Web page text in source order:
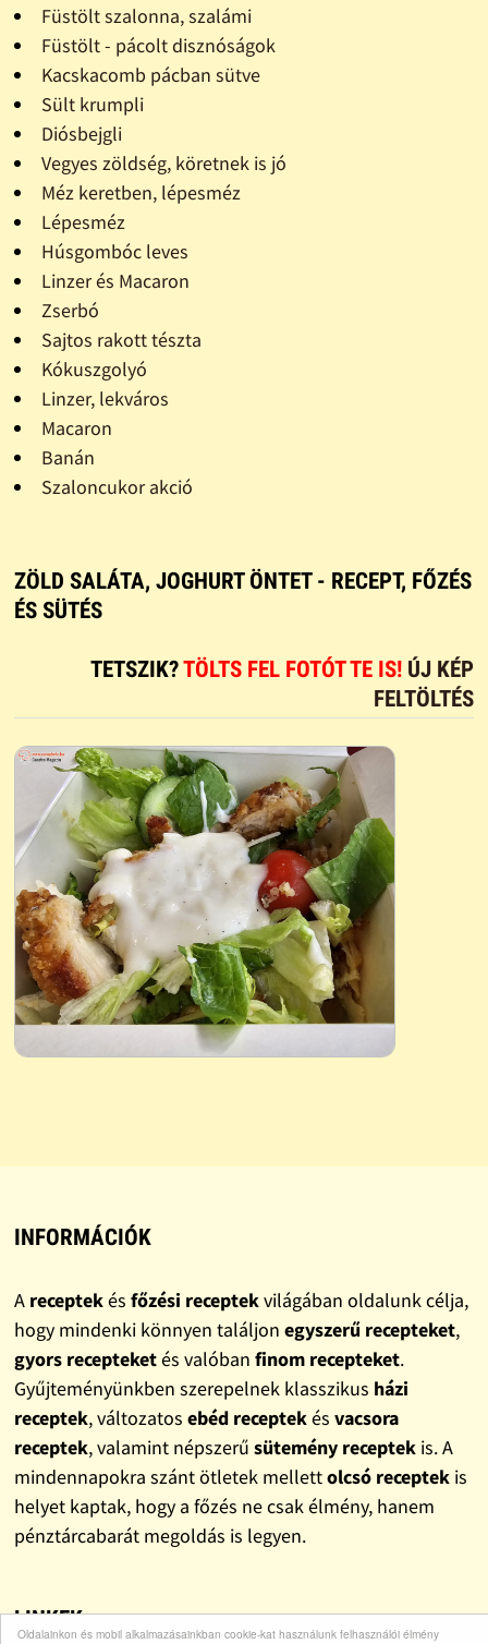
Oldalainkon és mobil alkalmazásainkban cookie-kat használunk felhasználói élmény
Füstölt szalonna, szalámi
Füstölt - pácolt disznóságok
Kacskacomb pácban sütve
Sült krumpli
Diósbejgli
Vegyes zöldség, köretnek is jó
Méz keretben, lépesméz
Lépesméz
Húsgombóc leves
Linzer és Macaron
Zserbó
Sajtos rakott tészta
Kókuszgolyó
Linzer, lekváros
Macaron
Banán
Szaloncukor akció
ZÖLD SALÁTA, JOGHURT ÖNTET - RECEPT, FŐZÉS
ÉS SÜTÉS
TETSZIK?TÖLTS FEL FOTÓT TE IS! ÚJ KÉP
FELTÖLTÉS
INFORMÁCIÓK
A receptekés főzési receptekvilágában oldalunk célja,
hogy mindenki könnyen találjon egyszerű recepteket,
gyors recepteketés valóban finom recepteket.
Gyűjteményünkben szerepelnek klasszikus házi
receptek, változatos ebéd receptekés vacsora
receptek, valamint népszerű sütemény receptekis. A
mindennapokra szánt ötletek mellettolcsó receptekis
helyet kaptak, hogy a főzés ne csak élmény, hanem
pénztárcabarát megoldás is legyen.
LINKEK